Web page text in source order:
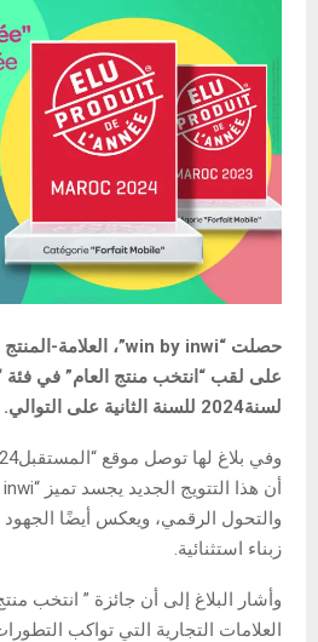
على لقب “انتخب منتج العام” في فئة
لسنة2024 للسنة الثانية على التوالي.
والتحول الرقمي، ويعكس أيضًا الجهود
زبناء استثنائية.
وأشار البلاغ إلى أن جائزة ” انتخب
العلامات التجارية التي تواكب